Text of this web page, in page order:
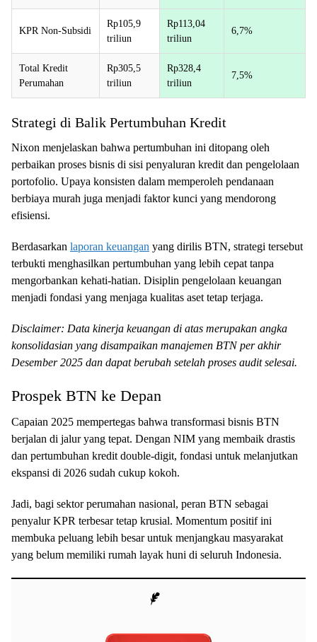
KPR Non-Subsidi
Rp105,9
triliun
Rp113,04
triliun
6,7%
Total Kredit
Perumahan
Rp305,5
triliun
Rp328,4
triliun
7,5%
Strategi di Balik Pertumbuhan Kredit
Nixon menjelaskan bahwa pertumbuhan ini ditopang oleh
perbaikan proses bisnis di sisi penyaluran kredit dan pengelolaan
portofolio. Upaya konsisten dalam memperoleh pendanaan
berbiaya murah juga menjadi faktor kunci yang mendorong
efisiensi.
Berdasarkan laporan keuangan yang dirilis BTN, strategi tersebut
terbukti menghasilkan pertumbuhan yang lebih cepat tanpa
mengorbankan kehati-hatian. Disiplin pengelolaan keuangan
menjadi fondasi yang menjaga kualitas aset tetap terjaga.
Disclaimer: Data kinerja keuangan di atas merupakan angka
konsolidasian yang disampaikan manajemen BTN per akhir
Desember 2025 dan dapat berubah setelah proses audit selesai.
Prospek BTN ke Depan
Capaian 2025 mempertegas bahwa transformasi bisnis BTN
berjalan di jalur yang tepat. Dengan NIM yang membaik drastis
dan pertumbuhan kredit double-digit, fondasi untuk melanjutkan
ekspansi di 2026 sudah cukup kokoh.
Jadi, bagi sektor perumahan nasional, peran BTN sebagai
penyalur KPR terbesar tetap krusial. Momentum positif ini
membuka peluang lebih besar untuk menjangkau masyarakat
yang belum memiliki rumah layak huni di seluruh Indonesia.